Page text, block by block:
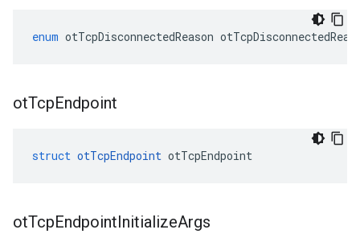
enum otTcpDisconnectedReason
otTcpEndpoint
struct otTcpEndpoint otTcpEndpoint
otTcpEndpointInitializeArgs